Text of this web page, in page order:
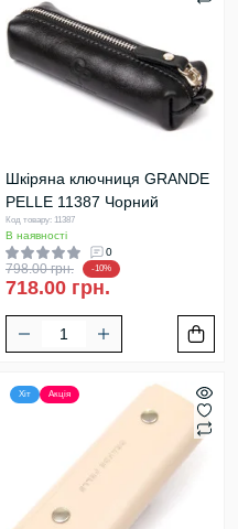
Шкіряна ключниця GRANDE
PELLE 11387 Чорний
Код товару: 11387
В наявності
0
798.00 грн. -10%
718.00 грн.
Хіт Акція